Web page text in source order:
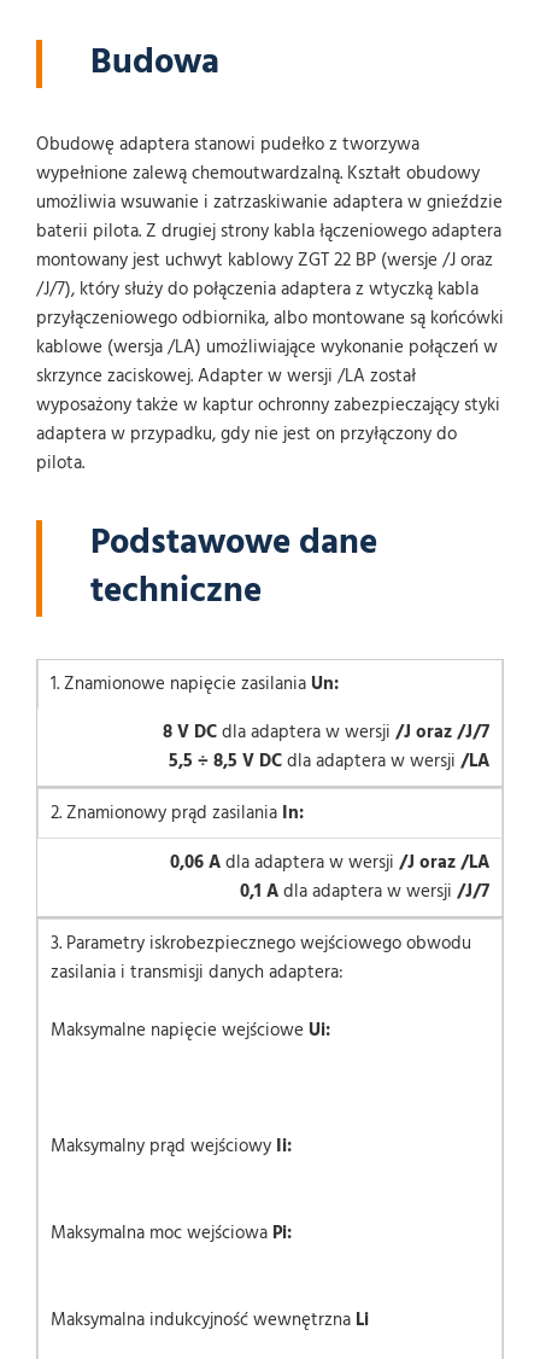
Budowa
Obudowę adaptera stanowi pudełko z tworzywa
wypełnione zalewą chemoutwardzalną. Kształt obudowy
umożliwia wsuwanie i zatrzaskiwanie adaptera w gnieździe
baterii pilota. Z drugiej strony kabla łączeniowego adaptera
montowany jest uchwyt kablowy ZGT 22 BP (wersje /J oraz
/J/7), który służy do połączenia adaptera z wtyczką kabla
przyłączeniowego odbiornika, albo montowane są końcówki
kablowe (wersja /LA) umożliwiające wykonanie połączeń w
skrzynce zaciskowej. Adapter w wersji /LA został
wyposażony także w kaptur ochronny zabezpieczający styki
adaptera w przypadku, gdy nie jest on przyłączony do
pilota.
Podstawowe dane
techniczne
1. Znamionowe napięcie zasilania Un:
8 V DCdla adaptera w wersji /J oraz /J/7
5,5 ÷ 8,5 V DCdla adaptera w wersji /LA
2. Znamionowy prąd zasilania In:
0,06 Adla adaptera w wersji /J oraz /LA
0,1 Adla adaptera w wersji /J/7
3. Parametry iskrobezpiecznego wejściowego obwodu
zasilania i transmisji danych adaptera:
Maksymalne napięcie wejściowe Ui:
Maksymalny prąd wejściowy Ii:
Maksymalna moc wejściowa Pi:
Maksymalna indukcyjność wewnętrzna Li